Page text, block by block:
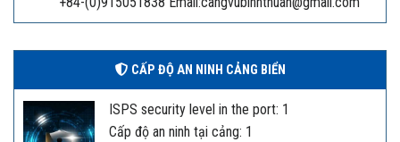
CẤP ĐỘ AN NINH CẢNG BIỂN
ISPS security level in the port: 1
Cấp độ an ninh tại cảng: 1